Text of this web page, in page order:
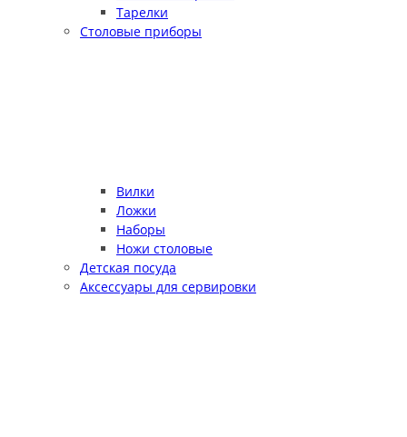
Тарелки
Столовые приборы
Вилки
Ложки
Наборы
Ножи столовые
Детская посуда
Аксессуары для сервировки